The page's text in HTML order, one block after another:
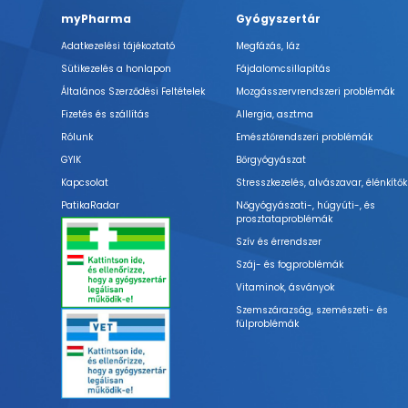
myPharma
Adatkezelési tájékoztató
Sütikezelés a honlapon
Általános Szerződési Feltételek
Fizetés és szállítás
Rólunk
GYIK
Kapcsolat
PatikaRadar
Gyógyszertár
Megfázás, láz
Fájdalomcsillapítás
Mozgásszervrendszeri problémák
Allergia, asztma
Emésztőrendszeri problémák
Bőrgyógyászat
Stresszkezelés, alvászavar, élénkítők
Nőgyógyászati-, húgyúti-, és
prosztataproblémák
Szív és érrendszer
Száj- és fogproblémák
Vitaminok, ásványok
Szemszárazság, szemészeti- és
fülproblémák